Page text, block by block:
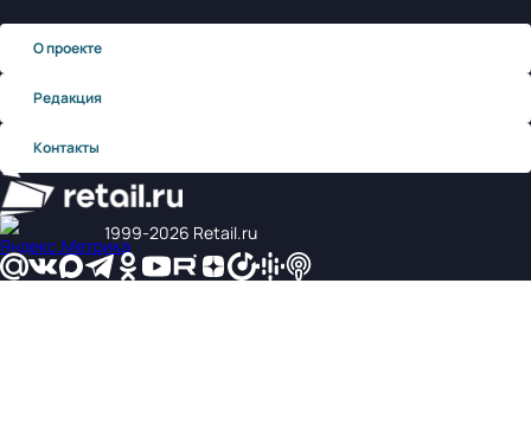
О проекте
Редакция
Контакты
1999‑2026 Retail.ru